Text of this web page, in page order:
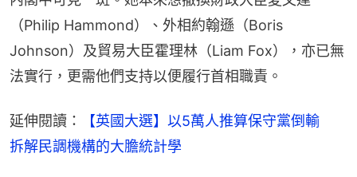
（Philip Hammond）、外相約翰遜（Boris
Johnson）及貿易大臣霍理林（Liam Fox），亦已無
法實行，更需他們支持以便履行首相職責。
延伸閱讀：
【英國大選】以5萬人推算保守黨倒輸
拆解民調機構的大膽統計學